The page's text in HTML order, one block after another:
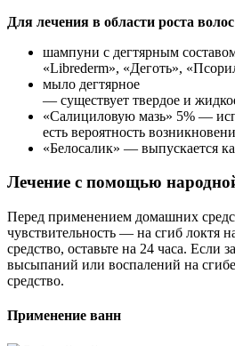
Для лечения в области роста
шампуни с дегтярным
«Librederm», «Деготь»,
мыло дегтярное
— существует твердое и
«Салициловую мазь» 5% —
есть вероятность
«Белосалик» — выпускается
Лечение с помощью
Перед применением домашних
чувствительность — на сгиб локтя
средство, оставьте на 24 часа. Если
высыпаний или воспалений на
средство.
Применение ванн